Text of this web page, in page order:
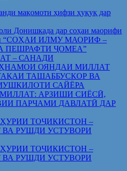
мақомоти ҳифзи ҳуқуқ дар
Донишкада дар соҳаи маорифи
“СОҲАИ ИЛМУ МАОРИФ –
ПЕШРАФТИ ҶОМЕА”
– САНАДИ
ОЯНДАИ МИЛЛАТ
ТАШАББУСКОР ВА
САЙЁРА
АРЗИШИ СИЁСӢ,
ПАРЧАМИ ДАВЛАТӢ ДАР
ТОҶИКИСТОН –
РУШДИ УСТУВОРИ
ТОҶИКИСТОН –
РУШДИ УСТУВОРИ